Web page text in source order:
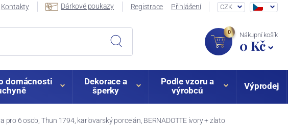
Kontakty Dárkové poukazy Registrace Přihlášení CZK
0 Nákupní košík
0 Kč
domácnosti
Dekorace a
šperky
Podle vzoru a
výrobců
Výprodej
pro 6 osob, Thun 1794, karlovarský porcelán, BERNADOTTE ivory + zlato